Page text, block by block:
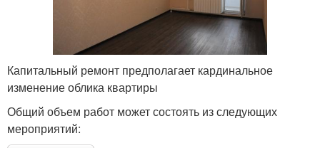
Капитальный ремонт предполагает кардинальное
изменение облика квартиры
Общий объем работ может состоять из следующих
мероприятий: